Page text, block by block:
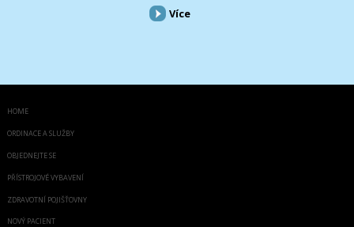
Více
HOME
ORDINACE A SLUŽBY
OBJEDNEJTE SE
PŘÍSTROJOVÉ VYBAVENÍ
ZDRAVOTNÍ POJIŠŤOVNY
NOVÝ PACIENT